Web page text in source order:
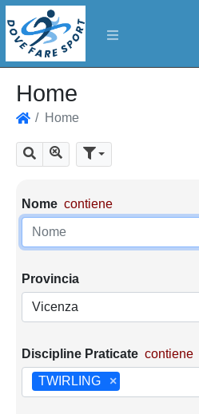
Home
Home
Cerca Mostra tutti i risultati
Parametri di ricerca
Nome contiene
Provincia
Vicenza
Discipline Praticate contiene
×
TWIRLING